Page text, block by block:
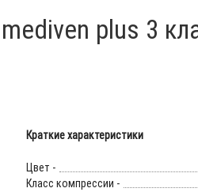
plus 3
Краткие характеристики
Цвет -
Класс компрессии -